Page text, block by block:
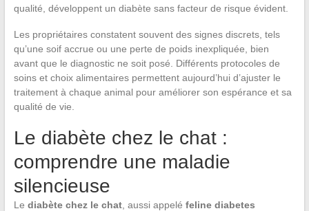
qualité, développent un diabète sans facteur de risque évident.
Les propriétaires constatent souvent des signes discrets, tels
qu’une soif accrue ou une perte de poids inexpliquée, bien
avant que le diagnostic ne soit posé. Différents protocoles de
soins et choix alimentaires permettent aujourd’hui d’ajuster le
traitement à chaque animal pour améliorer son espérance et sa
qualité de vie.
Le diabète chez le chat :
comprendre une maladie
silencieuse
Le diabète chez le chat, aussi appelé feline diabetes